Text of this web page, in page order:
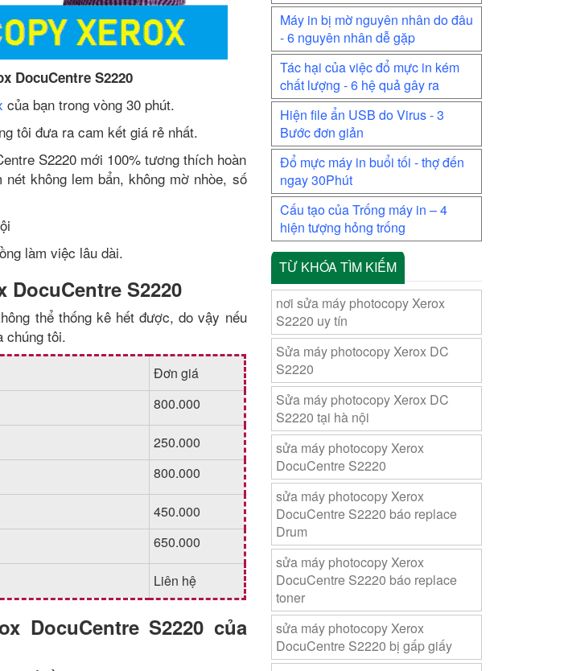
DocuCentre S2220
của bạn trong vòng 30 phút.
tôi đưa ra cam kết giá rẻ nhất.
S2220 mới 100% tương thích hoàn
không lem bẩn, không mờ nhòe, số
làm việc lâu dài.
S2220
thể thống kê hết được, do vậy nếu
chúng tôi.
Đơn giá
800.000
250.000
800.000
450.000
650.000
Liên hệ
DocuCentre S2220 của
Máy in bị mờ nguyên nhân do đâu
- 6 nguyên nhân dễ gặp
Tác hại của việc đổ mực in kém
chất lượng - 6 hệ quả gây ra
Hiện file ẩn USB do Virus - 3
Bước đơn giản
Đổ mực máy in buổi tối - thợ đến
ngay 30Phút
Cấu tạo của Trống máy in – 4
hiện tượng hỏng trống
TỪ KHÓA TÌM KIẾM
nơi sửa máy photocopy Xerox
S2220 uy tín
Sửa máy photocopy Xerox DC
S2220
Sửa máy photocopy Xerox DC
S2220 tại hà nội
sửa máy photocopy Xerox
DocuCentre S2220
sửa máy photocopy Xerox
DocuCentre S2220 báo replace
Drum
sửa máy photocopy Xerox
DocuCentre S2220 báo replace
toner
sửa máy photocopy Xerox
DocuCentre S2220 bị gấp giấy